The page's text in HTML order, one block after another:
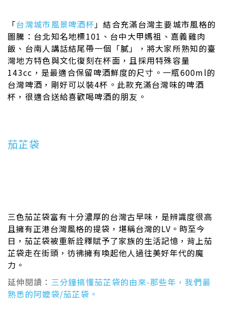
「台灣城市風景啤酒杯」結合充滿台灣主要城市風格的
圖騰：台北知名地標101、台中大甲媽祖、嘉義雞肉
飯、台南人講話結尾帶一個「膩」，將大家所熟知的臺
灣地方特色與文化復刻在杯面，且採用特殊容量
143cc，是最適合保留啤酒鮮度的尺寸。一瓶600ml的
台灣啤酒，剛好可以裝4杯。此款充滿台灣味的啤酒
杯，很適合送給喜歡喝啤酒的朋友。
茄芷袋
三色茄芷袋富有十分濃厚的台灣古早味，是辨識度很高
且擁有正港台灣風格的提袋，堪稱台灣的LV。時至今
日，茄芷袋被重新詮釋賦予了家族的生活記憶，背上茄
芷袋走在街頭，彷彿擁有喚起他人過往美好年代的魔
力。
延伸閱讀： 三分鐘搞懂茄芷袋的由來-那些年，我們最
熟悉的阿嬤袋/茄芷袋。